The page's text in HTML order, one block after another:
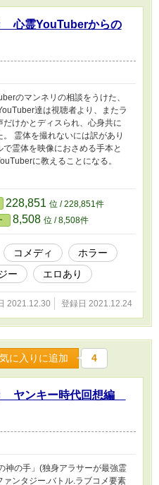
心霊YouTuberからの
のマンネリの相談をうけた、
達は視聴者より、またラ
だけかとディスられ、心身共に
。 霊体を撮れないには訳があり
で霊体を映像におさめる手本と
に教えることになる。
228,851 位 / 228,851件
8,508 位 / 8,508件
コメディ
ホラー
ー エロあり
2021.12.30 登録日 2021.12.24
に入りに追加 4
ヤンキー時代回想編
神の手」(独身アラサーが最強霊
ァンタジー.バトル.ラブコメ要素